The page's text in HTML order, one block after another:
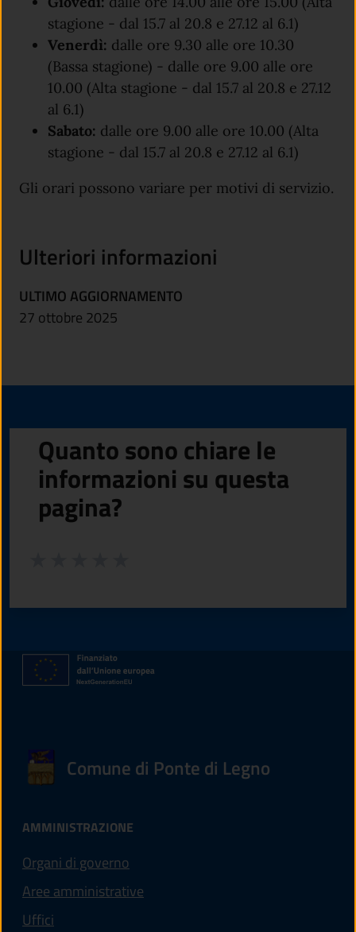
stagione - dal 15.7 al 20.8 e 27.12 al 6.1)
Venerdì: dalle ore 9.30 alle ore 10.30
(Bassa stagione) - dalle ore 9.00 alle ore
10.00 (Alta stagione - dal 15.7 al 20.8 e 27.12
al 6.1)
Sabato: dalle ore 9.00 alle ore 10.00 (Alta
stagione - dal 15.7 al 20.8 e 27.12 al 6.1)
Gli orari possono variare per motivi di servizio.
Ulteriori informazioni
ULTIMO AGGIORNAMENTO
27 ottobre 2025
Quanto sono chiare le
informazioni su questa
pagina?
Comune di Ponte di Legno
AMMINISTRAZIONE
Organi di governo
Aree amministrative
Uffici